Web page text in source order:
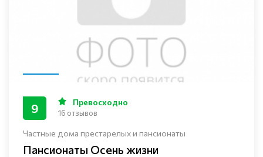
Частные дома престарелых и пансионаты
Пансионаты Осень жизни
9 Превосходно
16 отзывов